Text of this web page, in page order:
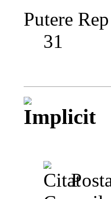
Putere Rep
31